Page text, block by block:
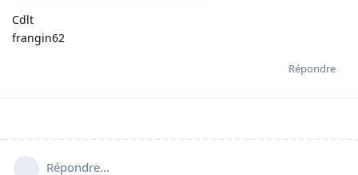
Cdlt
frangin62
Répondre
Répondre…